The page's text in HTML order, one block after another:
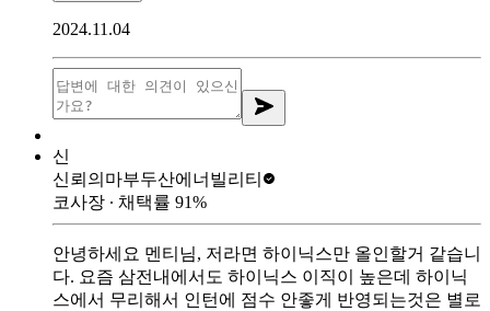
2024.11.04
신
신뢰의마부두산에너빌리티
코사장 ∙ 채택률 91%
안녕하세요 멘티님, 저라면 하이닉스만 올인할거 같습니
다. 요즘 삼전내에서도 하이닉스 이직이 높은데 하이닉
스에서 무리해서 인턴에 점수 안좋게 반영되는것은 별로